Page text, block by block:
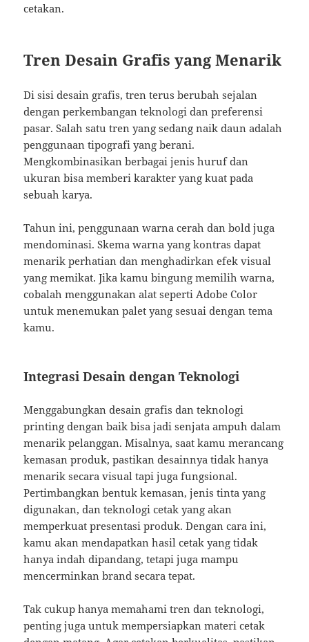
cetakan.
Tren Desain Grafis yang Menarik
Di sisi desain grafis, tren terus berubah sejalan
dengan perkembangan teknologi dan preferensi
pasar. Salah satu tren yang sedang naik daun adalah
penggunaan tipografi yang berani.
Mengkombinasikan berbagai jenis huruf dan
ukuran bisa memberi karakter yang kuat pada
sebuah karya.
Tahun ini, penggunaan warna cerah dan bold juga
mendominasi. Skema warna yang kontras dapat
menarik perhatian dan menghadirkan efek visual
yang memikat. Jika kamu bingung memilih warna,
cobalah menggunakan alat seperti Adobe Color
untuk menemukan palet yang sesuai dengan tema
kamu.
Integrasi Desain dengan Teknologi
Menggabungkan desain grafis dan teknologi
printing dengan baik bisa jadi senjata ampuh dalam
menarik pelanggan. Misalnya, saat kamu merancang
kemasan produk, pastikan desainnya tidak hanya
menarik secara visual tapi juga fungsional.
Pertimbangkan bentuk kemasan, jenis tinta yang
digunakan, dan teknologi cetak yang akan
memperkuat presentasi produk. Dengan cara ini,
kamu akan mendapatkan hasil cetak yang tidak
hanya indah dipandang, tetapi juga mampu
mencerminkan brand secara tepat.
Tak cukup hanya memahami tren dan teknologi,
penting juga untuk mempersiapkan materi cetak